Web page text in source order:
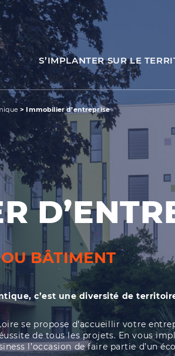
S’IMPLANTER SUR LE
>Immobilier d’entreprise
BÂTIMENT
c’est une diversité de
se propose d’accueillir votre
de tous les projets. En vous
l’occasion de faire partie d’un